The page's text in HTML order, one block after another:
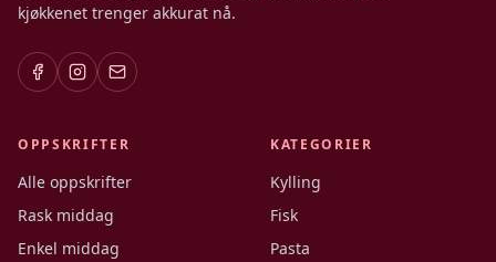
kjøkkenet trenger akkurat nå.
OPPSKRIFTER
Alle oppskrifter
Rask middag
Enkel middag
KATEGORIER
Kylling
Fisk
Pasta